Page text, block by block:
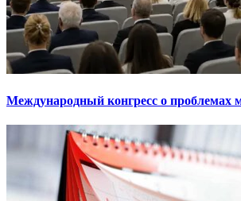
Международный конгресс о проблемах